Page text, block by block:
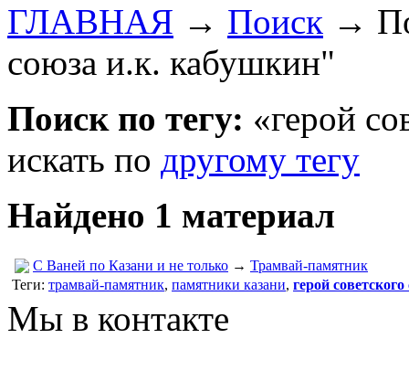
ГЛАВНАЯ → Поиск →
союза и.к. кабушкин"
Поиск по тегу: «герой
искать по другому тегу
Найдено 1 материал
С Ваней по Казани и не только → Трамвай-памятник
Теги: трамвай-памятник, памятники казани, герой
Мы в контакте